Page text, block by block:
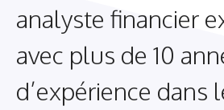
analyste financier
avec plus de 10
d’expérience dans